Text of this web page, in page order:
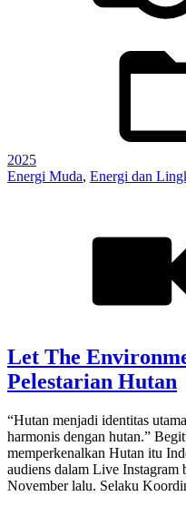
2025
Energi Muda, Energi dan
Let The
Pelestarian Hutan
“Hutan menjadi identitas
harmonis dengan hutan.”
memperkenalkan Hutan itu
audiens dalam Live Instagram
November lalu. Selaku